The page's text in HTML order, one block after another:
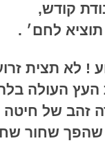
קודש,
לחם׳ .
! לא תצית
העץ העולה
זהב של חיטה
שהפך שחור